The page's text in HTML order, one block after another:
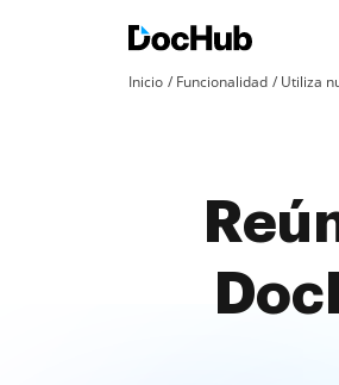
Inicio Funcionalidad Utiliza